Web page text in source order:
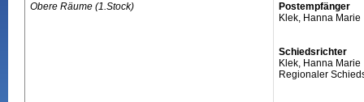
Obere Räume (1.Stock)
Postempfänger
Klek, Hanna Marie
Schiedsrichter
Klek, Hanna Marie
Regionaler